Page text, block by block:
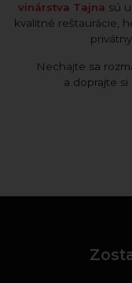
vinárstva Tajna sú
kvalitné reštaurácie,
Nechajte sa
a doprajte si